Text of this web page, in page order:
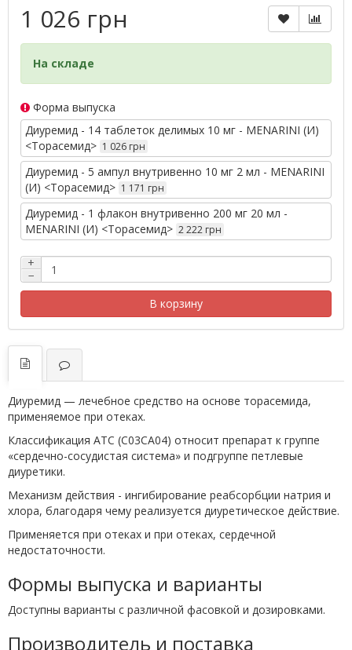
1 026 грн
На складе
Форма выпуска
Диуремид - 14 таблеток делимых 10 мг - MENARINI (И)
<Торасемид> 1 026 грн
Диуремид - 5 ампул внутривенно 10 мг 2 мл - MENARINI
(И) <Торасемид> 1 171 грн
Диуремид - 1 флакон внутривенно 200 мг 20 мл -
MENARINI (И) <Торасемид> 2 222 грн
+
−
В корзину
Диуремид — лечебное средство на основе торасемида,
применяемое при отеках.
Классификация ATC (C03CA04) относит препарат к группе
«сердечно-сосудистая система» и подгруппе петлевые
диуретики.
Механизм действия - ингибирование реабсорбции натрия и
хлора, благодаря чему реализуется диуретическое действие.
Применяется при отеках и при отеках, сердечной
недостаточности.
Формы выпуска и варианты
Доступны варианты с различной фасовкой и дозировками.
Производитель и поставка